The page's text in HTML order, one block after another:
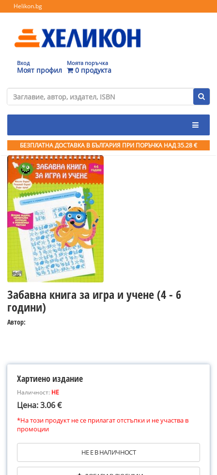
Helikon.bg
Вход
Моят профил
Моята поръчка
0 продукта
БЕЗПЛАТНА ДОСТАВКА В БЪЛГАРИЯ ПРИ ПОРЪЧКА НАД 35.28 €
Забавна книга за игра и учене (4 - 6
години)
Автор:
Хартиено издание
Наличност: НЕ
Цена: 3.06 €
*На този продукт не се прилагат отстъпки и не участва в
промоции
НЕ Е В НАЛИЧНОСТ